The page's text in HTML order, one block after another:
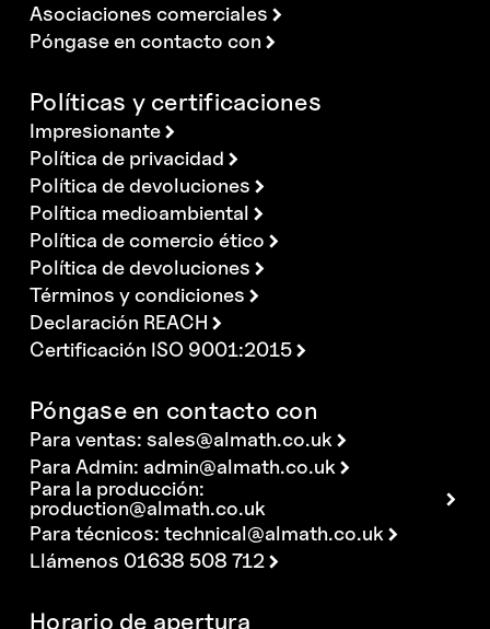
Asociaciones comerciales
Póngase en contacto con
Políticas y certificaciones
Impresionante
Política de privacidad
Política de devoluciones
Política medioambiental
Política de comercio ético
Política de devoluciones
Términos y condiciones
Declaración REACH
Certificación ISO 9001:2015
Póngase en contacto con
Para ventas:sales@almath.co.uk
Para Admin: admin@almath.co.uk
Para la producción:
production@almath.co.uk
Para técnicos:technical@almath.co.uk
Llámenos 01638 508 712
Horario de apertura